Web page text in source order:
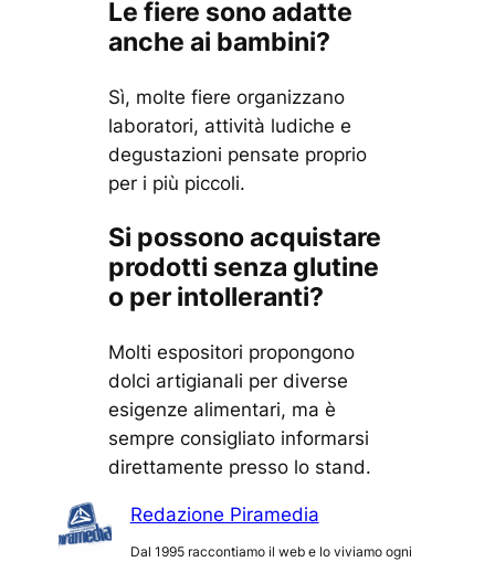
Le fiere sono adatte
anche ai bambini?
Sì, molte fiere organizzano
laboratori, attività ludiche e
degustazioni pensate proprio
per i più piccoli.
Si possono acquistare
prodotti senza glutine
o per intolleranti?
Molti espositori propongono
dolci artigianali per diverse
esigenze alimentari, ma è
sempre consigliato informarsi
direttamente presso lo stand.
Redazione Piramedia
Dal 1995 raccontiamo il web e lo viviamo ogni